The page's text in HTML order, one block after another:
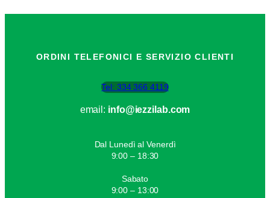
ORDINI TELEFONICI E SERVIZIO CLIENTI
Tel: 334 366 4119
email: info@iezzilab.com
Dal Lunedì al Venerdì
9:00 – 18:30
Sabato
9:00 – 13:00